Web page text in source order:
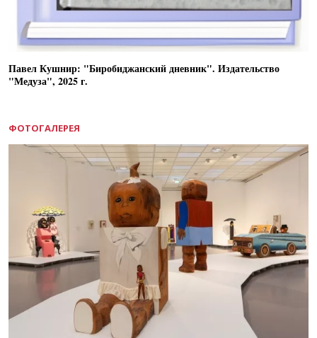
Павел Кушнир: "Биробиджанский дневник". Издательство
"Медуза", 2025 г.
ФОТОГАЛЕРЕЯ